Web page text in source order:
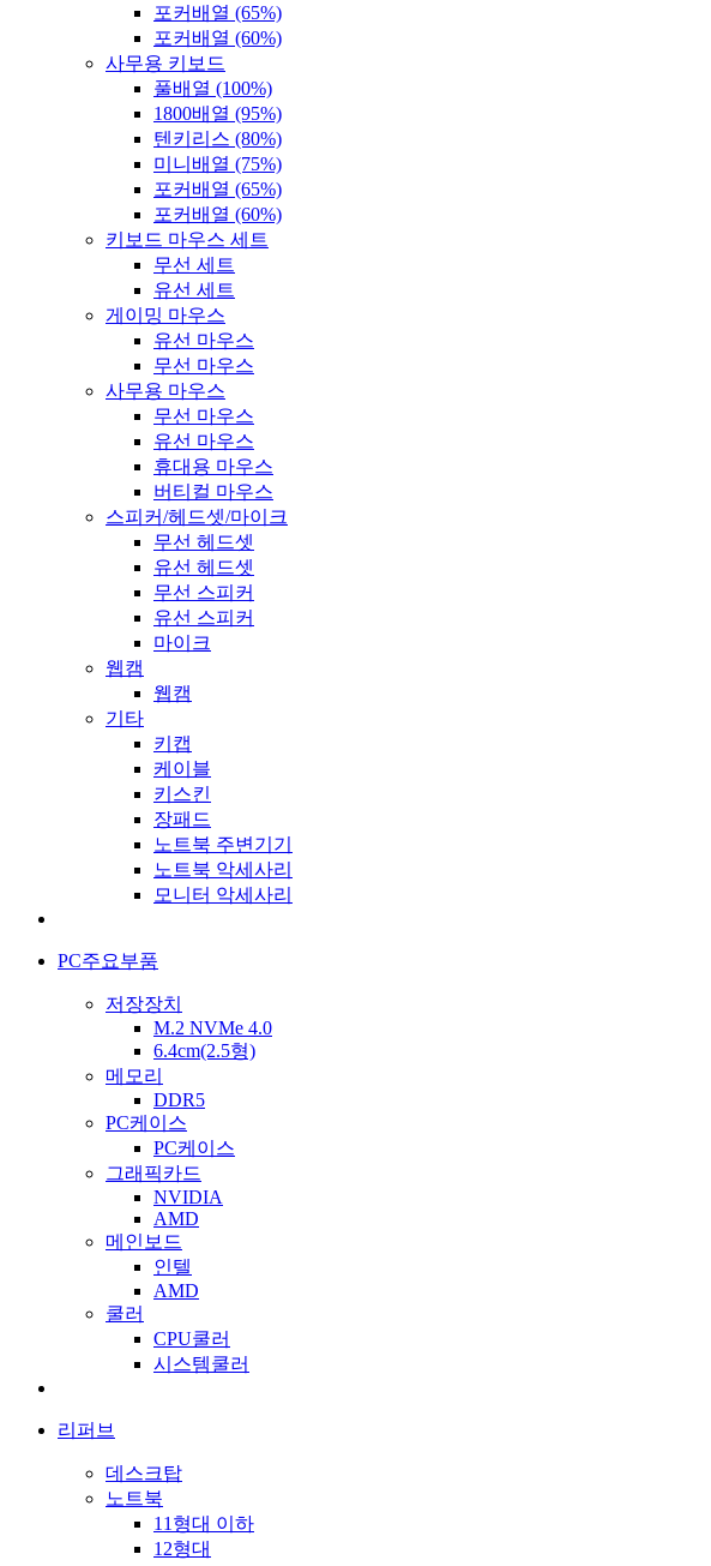
포커배열 (65%)
포커배열 (60%)
사무용 키보드
풀배열 (100%)
1800배열 (95%)
텐키리스 (80%)
미니배열 (75%)
포커배열 (65%)
포커배열 (60%)
키보드 마우스 세트
무선 세트
유선 세트
게이밍 마우스
유선 마우스
무선 마우스
사무용 마우스
무선 마우스
유선 마우스
휴대용 마우스
버티컬 마우스
스피커/헤드셋/마이크
무선 헤드셋
유선 헤드셋
무선 스피커
유선 스피커
마이크
웹캠
웹캠
기타
키캡
케이블
키스킨
장패드
노트북 주변기기
노트북 악세사리
모니터 악세사리
PC주요부품
저장장치
M.2 NVMe 4.0
6.4cm(2.5형)
메모리
DDR5
PC케이스
PC케이스
그래픽카드
NVIDIA
AMD
메인보드
인텔
AMD
쿨러
CPU쿨러
시스템쿨러
리퍼브
데스크탑
노트북
11형대 이하
12형대